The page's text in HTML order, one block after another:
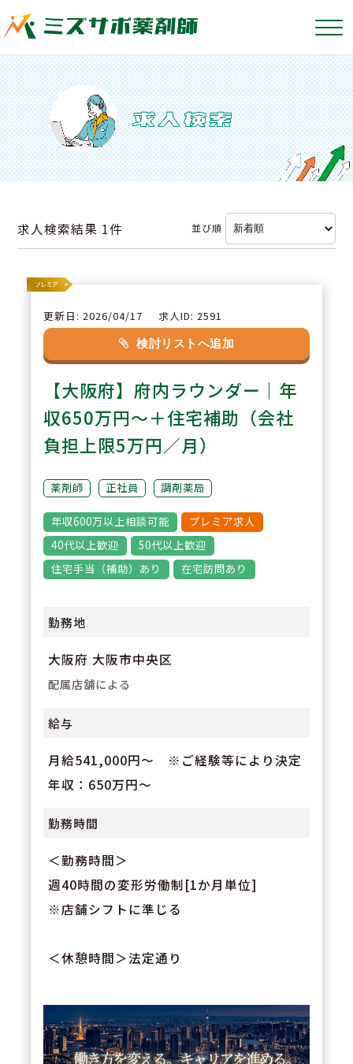
求人検索結果 1件 並び順
更新日: 2026/04/17 求人ID: 2591
検討リストへ追加
【大阪府】府内ラウンダー｜年
収650万円～＋住宅補助（会社
負担上限5万円／月）
薬剤師 正社員 調剤薬局
年収600万以上相談可能
プレミア求人
40代以上歓迎
50代以上歓迎
住宅手当（補助）あり
在宅訪問あり
勤務地
大阪府 大阪市中央区
配属店舗による
給与
月給541,000円～ ※ご経験等により決定
年収：650万円～
勤務時間
＜勤務時間＞
週40時間の変形労働制[1か月単位]
※店舗シフトに準じる
＜休憩時間＞法定通り